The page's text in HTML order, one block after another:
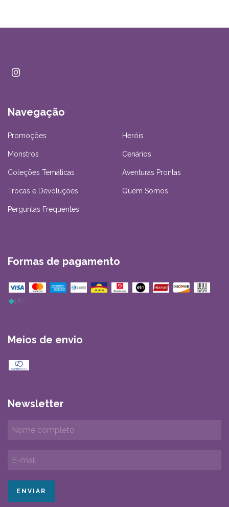
Navegação
Promoções Heróis
Monstros Cenários
Coleções Temáticas Aventuras Prontas
Trocas e Devoluções Quem Somos
Perguntas Frequentes
Formas de pagamento
Meios de envio
Newsletter